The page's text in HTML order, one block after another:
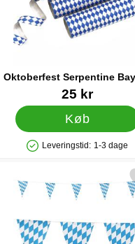
Oktoberfest Serpentine
Blå
Varenr 3829525 kr
Køb
Produkttilgængelighed: På
Leveringstid: 1-3 dage
oktoberfest